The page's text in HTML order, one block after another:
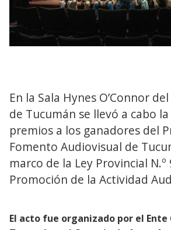
En la Sala Hynes O’Connor
de Tucumán se llevó a cabo
premios a los ganadores del
Fomento Audiovisual de
marco de la Ley Provincial N.º
Promoción de la Actividad
El acto fue organizado por el